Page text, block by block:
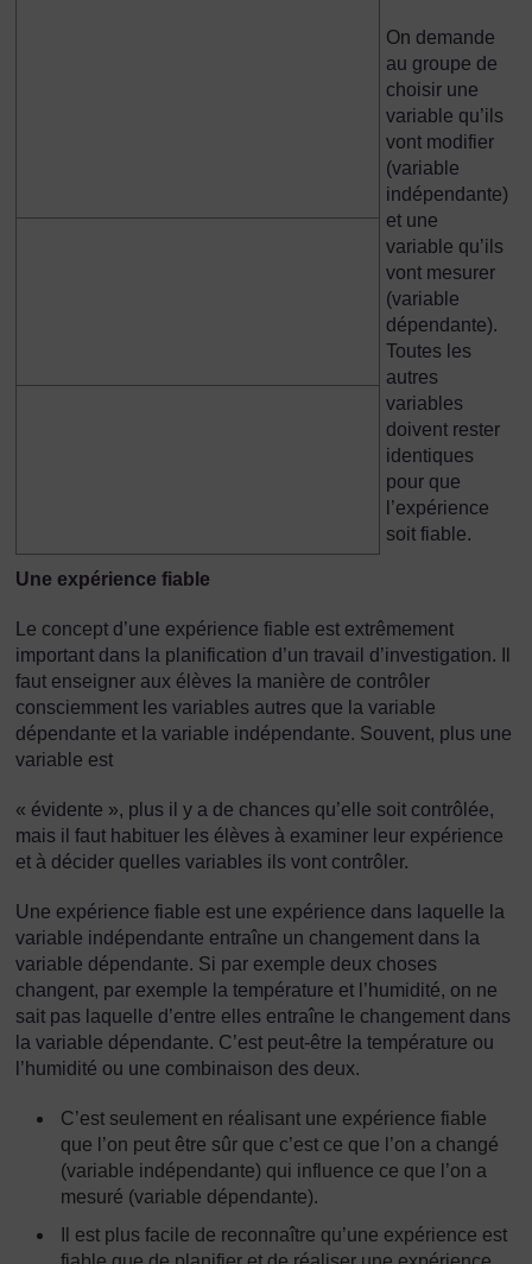
On demande
au groupe de
choisir une
variable qu’ils
vont modifier
(variable
indépendante)
et une
variable qu’ils
vont mesurer
(variable
dépendante).
Toutes les
autres
variables
doivent rester
identiques
pour que
l’expérience
soit fiable.
Une expérience fiable
Le concept d’une expérience fiable est extrêmement
important dans la planification d’un travail d’investigation. Il
faut enseigner aux élèves la manière de contrôler
consciemment les variables autres que la variable
dépendante et la variable indépendante. Souvent, plus une
variable est
« évidente », plus il y a de chances qu’elle soit contrôlée,
mais il faut habituer les élèves à examiner leur expérience
et à décider quelles variables ils vont contrôler.
Une expérience fiable est une expérience dans laquelle la
variable indépendante entraîne un changement dans la
variable dépendante. Si par exemple deux choses
changent, par exemple la température et l’humidité, on ne
sait pas laquelle d’entre elles entraîne le changement dans
la variable dépendante. C’est peut-être la température ou
l’humidité ou une combinaison des deux.
C’est seulement en réalisant une expérience fiable
que l’on peut être sûr que c’est ce que l’on a changé
(variable indépendante) qui influence ce que l’on a
mesuré (variable dépendante).
Il est plus facile de reconnaître qu’une expérience est